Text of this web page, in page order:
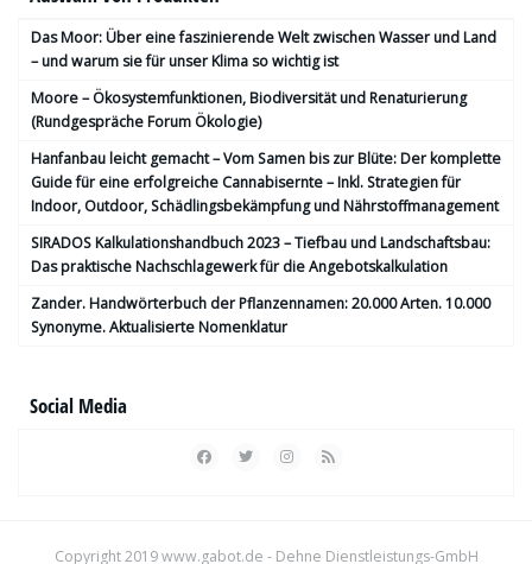
Das Moor: Über eine faszinierende Welt zwischen Wasser und Land
– und warum sie für unser Klima so wichtig ist
Moore – Ökosystemfunktionen, Bio­diversität und Renaturierung
(Rundgespräche Forum Ökologie)
Hanfanbau leicht gemacht – Vom Samen bis zur Blüte: Der komplette
Guide für eine erfolgreiche Cannabisernte – Inkl. Strategien für
Indoor, Outdoor, Schädlingsbekämpfung und Nährstoffmanagement
SIRADOS Kalkulationshandbuch 2023 – Tiefbau und Landschaftsbau:
Das praktische Nachschlagewerk für die Angebotskalkulation
Zander. Handwörterbuch der Pflanzennamen: 20.000 Arten. 10.000
Synonyme. Aktualisierte Nomenklatur
Social Media
Copyright 2019www.gabot.de - Dehne Dienstleistungs-GmbH